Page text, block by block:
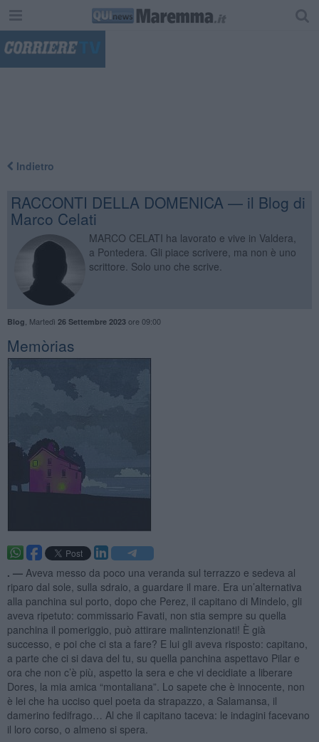
Indietro
RACCONTI DELLA DOMENICA — il Blog di
Marco Celati
MARCO CELATI ha lavorato e vive in Valdera,
a Pontedera. Gli piace scrivere, ma non è uno
scrittore. Solo uno che scrive.
Blog Martedì 26 Settembre 2023ore 09:00
Memòrias
. — Aveva messo da poco una veranda sul terrazzo e sedeva al
riparo dal sole, sulla sdraio, a guardare il mare. Era un’alternativa
alla panchina sul porto, dopo che Perez, il capitano di Mindelo, gli
aveva ripetuto: commissario Favati, non stia sempre su quella
panchina il pomeriggio, può attirare malintenzionati! È già
successo, e poi che ci sta a fare? E lui gli aveva risposto: capitano,
a parte che ci si dava del tu, su quella panchina aspettavo Pilar e
ora che non c’è più, aspetto la sera e che vi decidiate a liberare
Dores, la mia amica “montaliana”. Lo sapete che è innocente, non
è lei che ha ucciso quel poeta da strapazzo, a Salamansa, il
damerino fedifrago… Al che il capitano taceva: le indagini facevano
il loro corso, o almeno si spera.